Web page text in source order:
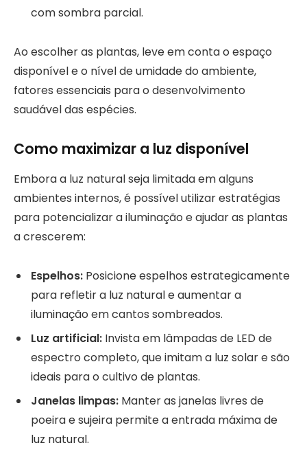
com sombra parcial.
Ao escolher as plantas, leve em conta o espaço
disponível e o nível de umidade do ambiente,
fatores essenciais para o desenvolvimento
saudável das espécies.
Como maximizar a luz disponível
Embora a luz natural seja limitada em alguns
ambientes internos, é possível utilizar estratégias
para potencializar a iluminação e ajudar as plantas
a crescerem:
Espelhos: Posicione espelhos estrategicamente
para refletir a luz natural e aumentar a
iluminação em cantos sombreados.
Luz artificial: Invista em lâmpadas de LED de
espectro completo, que imitam a luz solar e são
ideais para o cultivo de plantas.
Janelas limpas: Manter as janelas livres de
poeira e sujeira permite a entrada máxima de
luz natural.